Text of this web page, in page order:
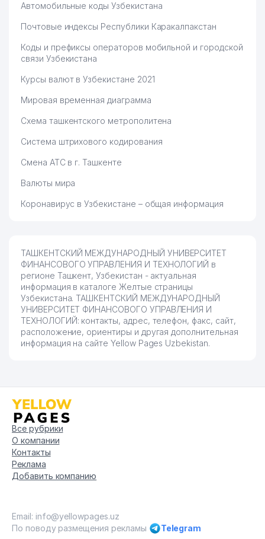
Автомобильные коды Узбекистана
Почтовые индексы Республики Каракалпакстан
Коды и префиксы операторов мобильной и городской
связи Узбекистана
Курсы валют в Узбекистане 2021
Мировая временная диаграмма
Схема ташкентского метрополитена
Система штрихового кодирования
Смена АТС в г. Ташкенте
Валюты мира
Коронавирус в Узбекистане – общая информация
ТАШКЕНТСКИЙ МЕЖДУНАРОДНЫЙ УНИВЕРСИТЕТ
ФИНАНСОВОГО УПРАВЛЕНИЯ И ТЕХНОЛОГИЙ в
регионе Ташкент, Узбекистан - актуальная
информация в каталоге Желтые страницы
Узбекистана. ТАШКЕНТСКИЙ МЕЖДУНАРОДНЫЙ
УНИВЕРСИТЕТ ФИНАНСОВОГО УПРАВЛЕНИЯ И
ТЕХНОЛОГИЙ: контакты, адрес, телефон, факс, сайт,
расположение, ориентиры и другая дополнительная
информация на сайте Yellow Pages Uzbekistan.
Все рубрики
О компании
Контакты
Реклама
Добавить компанию
Email: info@yellowpages.uz
По поводу размещения рекламы
Telegram